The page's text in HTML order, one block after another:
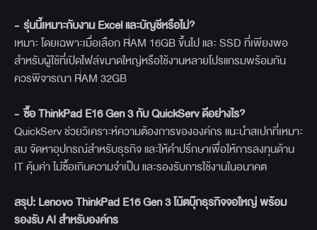
- รุ่นนี้เหมาะกับงาน Excelและบัญชีหรือไม่?
เหมาะ โดยเฉพาะเมื่อเลือก RAM 16GB ขึ้นไป และ SSD ที่เพียงพอ
สำหรับผู้ใช้ที่เปิดไฟล์ขนาดใหญ่หรือใช้งานหลายโปรแกรมพร้อมกัน
ควรพิจารณา RAM 32GB
-ซื้อ ThinkPad E16 Gen 3กับ QuickServดีอย่างไร?
QuickServ ช่วยวิเคราะห์ความต้องการขององค์กร แนะนำสเปกที่เหมาะ
สม จัดหาอุปกรณ์สำหรับธุรกิจ และให้คำปรึกษาเพื่อให้การลงทุนด้าน
IT คุ้มค่า ไม่ซื้อเกินความจำเป็น และรองรับการใช้งานในอนาคต
สรุป: Lenovo ThinkPad E16 Gen 3โน้ตบุ๊กธุรกิจจอใหญ่ พร้อม
รองรับ AIสำหรับองค์กร